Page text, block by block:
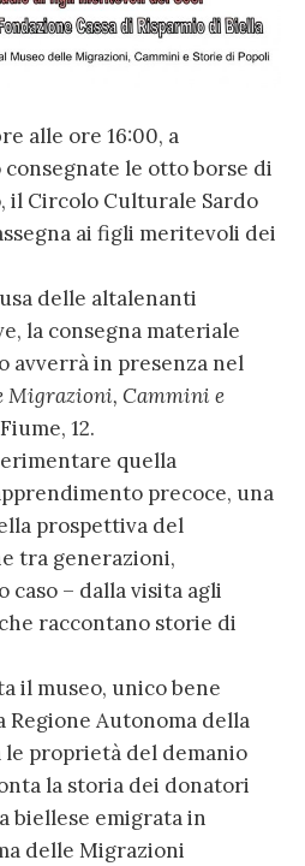
alle ore 16:00, a
le otto borse di
il Circolo Culturale Sardo
ai figli meritevoli dei
delle altalenanti
la consegna materiale
avverrà in presenza nel
Migrazioni, Cammini e
12.
quella
precoce, una
prospettiva del
tra generazioni,
caso – dalla visita agli
raccontano storie di
il museo, unico bene
Autonoma della
proprietà del demanio
la storia dei donatori
biellese emigrata in
delle Migrazioni